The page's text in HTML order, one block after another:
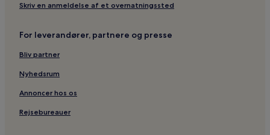
Skriv en anmeldelse af et overnatningssted
For leverandører, partnere og presse
Bliv partner
Nyhedsrum
Annoncer hos os
Rejsebureauer